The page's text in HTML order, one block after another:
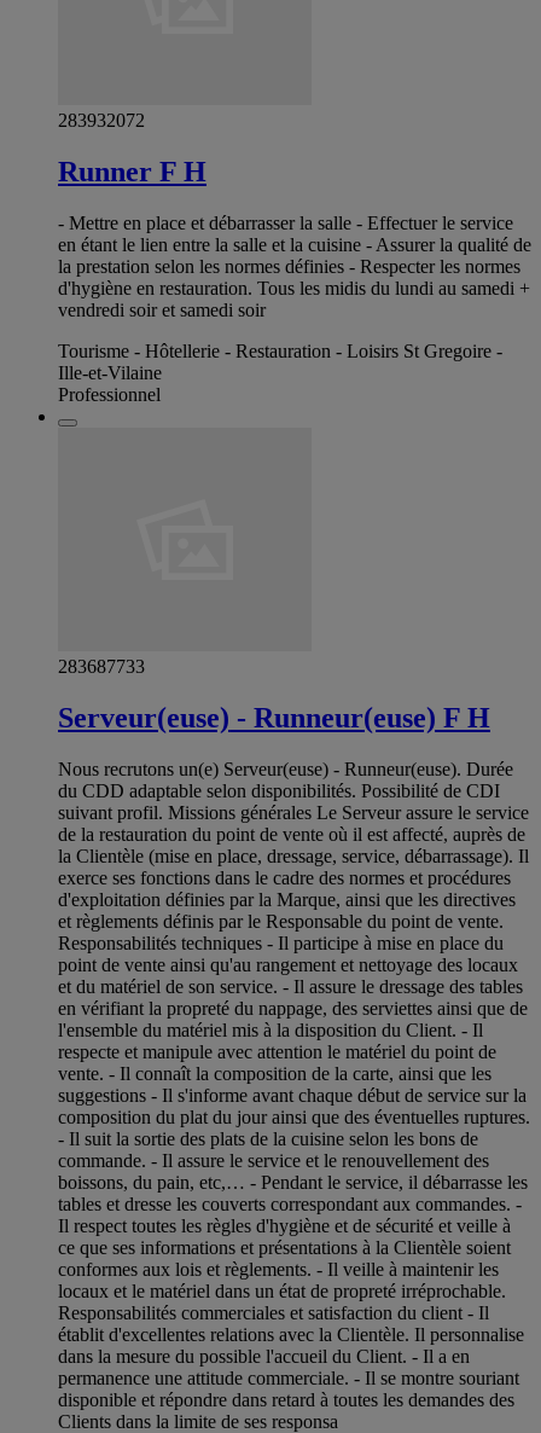
283932072
Runner F H
- Mettre en place et débarrasser la salle - Effectuer le service
en étant le lien entre la salle et la cuisine - Assurer la qualité de
la prestation selon les normes définies - Respecter les normes
d'hygiène en restauration. Tous les midis du lundi au samedi +
vendredi soir et samedi soir
Tourisme - Hôtellerie - Restauration - Loisirs St Gregoire -
Ille-et-Vilaine
Professionnel
283687733
Serveur(euse) - Runneur(euse) F H
Nous recrutons un(e) Serveur(euse) - Runneur(euse). Durée
du CDD adaptable selon disponibilités. Possibilité de CDI
suivant profil. Missions générales Le Serveur assure le service
de la restauration du point de vente où il est affecté, auprès de
la Clientèle (mise en place, dressage, service, débarrassage). Il
exerce ses fonctions dans le cadre des normes et procédures
d'exploitation définies par la Marque, ainsi que les directives
et règlements définis par le Responsable du point de vente.
Responsabilités techniques - Il participe à mise en place du
point de vente ainsi qu'au rangement et nettoyage des locaux
et du matériel de son service. - Il assure le dressage des tables
en vérifiant la propreté du nappage, des serviettes ainsi que de
l'ensemble du matériel mis à la disposition du Client. - Il
respecte et manipule avec attention le matériel du point de
vente. - Il connaît la composition de la carte, ainsi que les
suggestions - Il s'informe avant chaque début de service sur la
composition du plat du jour ainsi que des éventuelles ruptures.
- Il suit la sortie des plats de la cuisine selon les bons de
commande. - Il assure le service et le renouvellement des
boissons, du pain, etc,… - Pendant le service, il débarrasse les
tables et dresse les couverts correspondant aux commandes. -
Il respect toutes les règles d'hygiène et de sécurité et veille à
ce que ses informations et présentations à la Clientèle soient
conformes aux lois et règlements. - Il veille à maintenir les
locaux et le matériel dans un état de propreté irréprochable.
Responsabilités commerciales et satisfaction du client - Il
établit d'excellentes relations avec la Clientèle. Il personnalise
dans la mesure du possible l'accueil du Client. - Il a en
permanence une attitude commerciale. - Il se montre souriant
disponible et répondre dans retard à toutes les demandes des
Clients dans la limite de ses responsa